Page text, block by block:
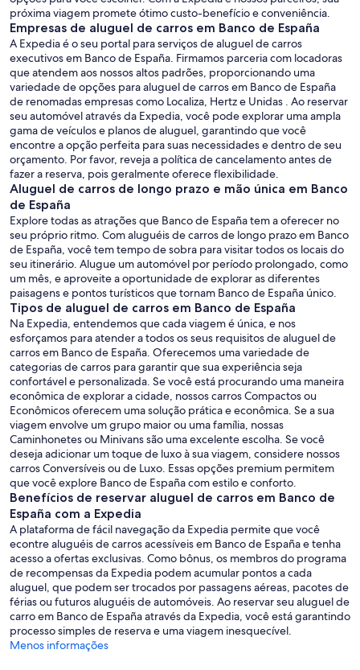
próxima viagem promete ótimo custo-benefício e conveniência.
Empresas de aluguel de carros em Banco de España
A Expedia é o seu portal para serviços de aluguel de carros
executivos em Banco de España. Firmamos parceria com locadoras
que atendem aos nossos altos padrões, proporcionando uma
variedade de opções para aluguel de carros em Banco de España
de renomadas empresas como Localiza, Hertz e Unidas . Ao reservar
seu automóvel através da Expedia, você pode explorar uma ampla
gama de veículos e planos de aluguel, garantindo que você
encontre a opção perfeita para suas necessidades e dentro de seu
orçamento. Por favor, reveja a política de cancelamento antes de
fazer a reserva, pois geralmente oferece flexibilidade.
Aluguel de carros de longo prazo e mão única em Banco
de España
Explore todas as atrações que Banco de España tem a oferecer no
seu próprio ritmo. Com aluguéis de carros de longo prazo em Banco
de España, você tem tempo de sobra para visitar todos os locais do
seu itinerário. Alugue um automóvel por período prolongado, como
um mês, e aproveite a oportunidade de explorar as diferentes
paisagens e pontos turísticos que tornam Banco de España único.
Tipos de aluguel de carros em Banco de España
Na Expedia, entendemos que cada viagem é única, e nos
esforçamos para atender a todos os seus requisitos de aluguel de
carros em Banco de España. Oferecemos uma variedade de
categorias de carros para garantir que sua experiência seja
confortável e personalizada. Se você está procurando uma maneira
econômica de explorar a cidade, nossos carros Compactos ou
Econômicos oferecem uma solução prática e econômica. Se a sua
viagem envolve um grupo maior ou uma família, nossas
Caminhonetes ou Minivans são uma excelente escolha. Se você
deseja adicionar um toque de luxo à sua viagem, considere nossos
carros Conversíveis ou de Luxo. Essas opções premium permitem
que você explore Banco de España com estilo e conforto.
Benefícios de reservar aluguel de carros em Banco de
España com a Expedia
A plataforma de fácil navegação da Expedia permite que você
econtre aluguéis de carros acessíveis em Banco de España e tenha
acesso a ofertas exclusivas. Como bônus, os membros do programa
de recompensas da Expedia podem acumular pontos a cada
aluguel, que podem ser trocados por passagens aéreas, pacotes de
férias ou futuros aluguéis de automóveis. Ao reservar seu aluguel de
carro em Banco de España através da Expedia, você está garantindo
processo simples de reserva e uma viagem inesquecível.
Menos informações